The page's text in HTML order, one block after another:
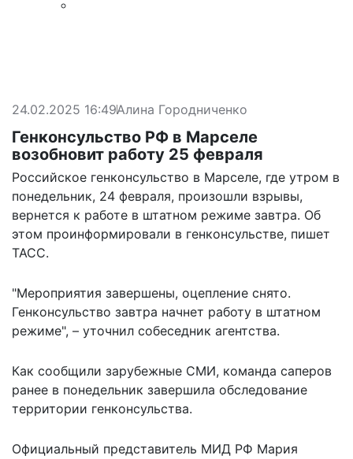
24.02.2025 16:49Алина Городниченко
Генконсульство РФ в Марселе
возобновит работу 25 февраля
Российское генконсульство в Марселе, где утром в
понедельник, 24 февраля, произошли взрывы,
вернется к работе в штатном режиме завтра. Об
этом проинформировали в генконсульстве, пишет
ТАСС.
"Мероприятия завершены, оцепление снято.
Генконсульство завтра начнет работу в штатном
режиме", – уточнил собеседник агентства.
Как сообщили зарубежные СМИ, команда саперов
ранее в понедельник завершила обследование
территории генконсульства.
Официальный представитель МИД РФ Мария